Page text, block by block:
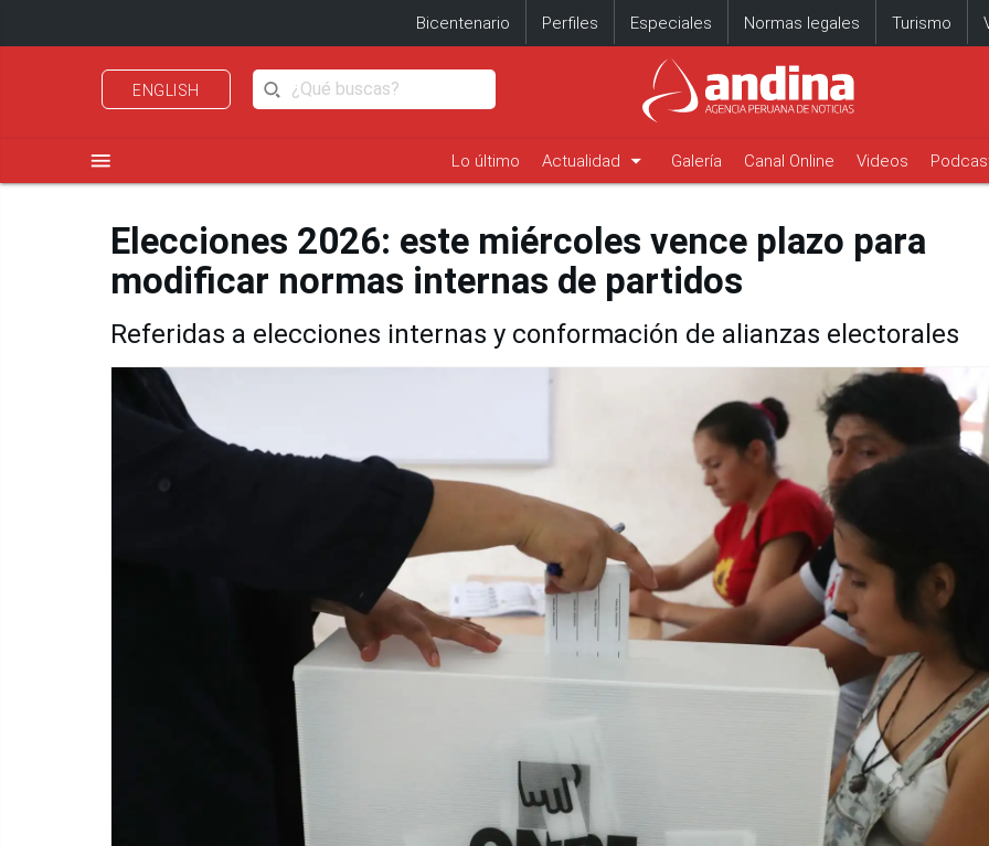
Bicentenario Perfiles Especiales Normas legales Turismo
ENGLISH
menu Lo último Actualidad arrow_drop_down Galería Canal Online Videos
Elecciones 2026: este miércoles vence plazo para
modificar normas internas de partidos
Referidas a elecciones internas y conformación de alianzas electorales